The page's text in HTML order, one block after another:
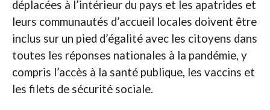
déplacées à l’intérieur du pays et les apatrides et
leurs communautés d’accueil locales doivent être
inclus sur un pied d’égalité avec les citoyens dans
toutes les réponses nationales à la pandémie, y
compris l’accès à la santé publique, les vaccins et
les filets de sécurité sociale.